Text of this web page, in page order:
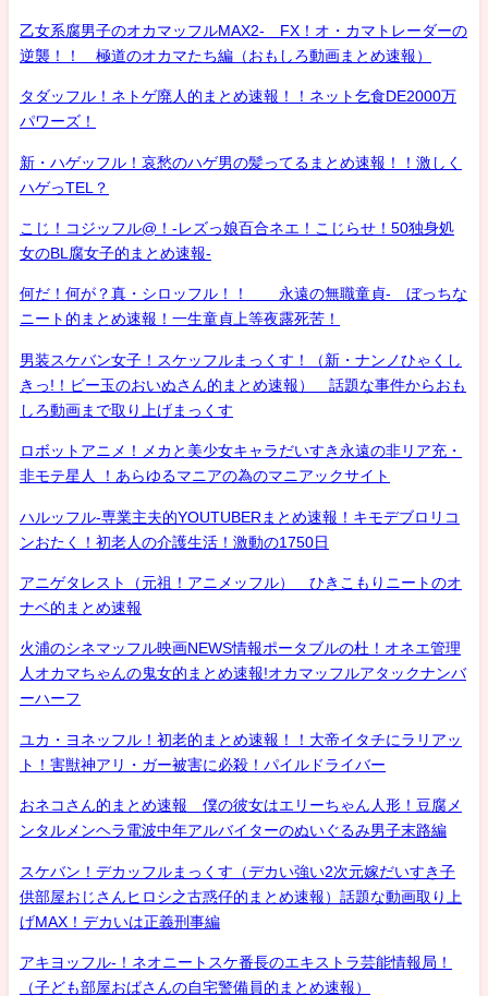
乙女系腐男子のオカマッフルMAX2- FX！オ・カマトレーダーの
逆襲！！ 極道のオカマたち編（おもしろ動画まとめ速報）
タダッフル！ネトゲ廃人的まとめ速報！！ネット乞食DE2000万
パワーズ！
新・ハゲッフル！哀愁のハゲ男の髪ってるまとめ速報！！激しく
ハゲっTEL？
こじ！コジッフル@！-レズっ娘百合ネエ！こじらせ！50独身処
女のBL腐女子的まとめ速報-
何だ！何が？真・シロッフル！！ 永遠の無職童貞- ぼっちな
ニート的まとめ速報！一生童貞上等夜露死苦！
男装スケバン女子！スケッフルまっくす！（新・ナンノひゃくし
きっ!！ビー玉のおいぬさん的まとめ速報） 話題な事件からおも
しろ動画まで取り上げまっくす
ロボットアニメ！メカと美少女キャラだいすき永遠の非リア充・
非モテ星人 ！あらゆるマニアの為のマニアックサイト
ハルッフル-専業主夫的YOUTUBERまとめ速報！キモデブロリコ
ンおたく！初老人の介護生活！激動の1750日
アニゲタレスト（元祖！アニメッフル） ひきこもりニートのオ
ナベ的まとめ速報
火浦のシネマッフル映画NEWS情報ポータブルの杜！オネエ管理
人オカマちゃんの鬼女的まとめ速報!オカマッフルアタックナンバ
ーハーフ
ユカ・ヨネッフル！初老的まとめ速報！！大帝イタチにラリアッ
ト！害獣神アリ・ガー被害に必殺！パイルドライバー
おネコさん的まとめ速報 僕の彼女はエリーちゃん人形！豆腐メ
ンタルメンヘラ電波中年アルバイターのぬいぐるみ男子末路編
スケバン！デカッフルまっくす（デカい強い2次元嫁だいすき子
供部屋おじさんヒロシ之古惑仔的まとめ速報）話題な動画取り上
げMAX！デカいは正義刑事編
アキヨッフル-！ネオニートスケ番長のエキストラ芸能情報局！
（子ども部屋おばさんの自宅警備員的まとめ速報）